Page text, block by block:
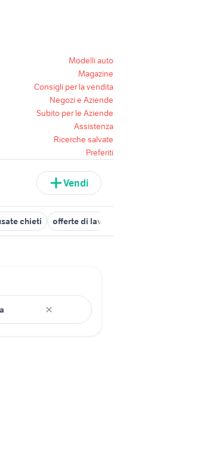
Modelli auto
Magazine
Consigli per la vendita
Negozi e Aziende
Subito per le Aziende
Assistenza
Ricerche salvate
Preferiti
Vendi
chieti offerte di lavoro mestre